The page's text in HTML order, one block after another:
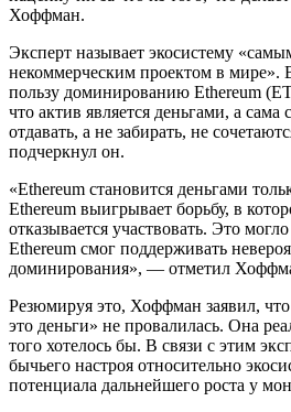
Хоффман.
Эксперт называет экосистему
некоммерческим проектом в мире».
пользу доминированию Ethereum
что актив является деньгами, а сама
отдавать, а не забирать, не
подчеркнул он.
«Ethereum становится деньгами
Ethereum выигрывает борьбу, в
отказывается участвовать. Это
Ethereum смог поддерживать
доминирования», — отметил
Резюмируя это, Хоффман заявил,
это деньги» не провалилась. Она
того хотелось бы. В связи с этим
бычьего настроя относительно
потенциала дальнейшего роста у